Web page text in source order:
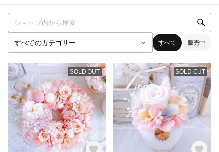
すべて 販売中
SOLD OUT SOLD OUT